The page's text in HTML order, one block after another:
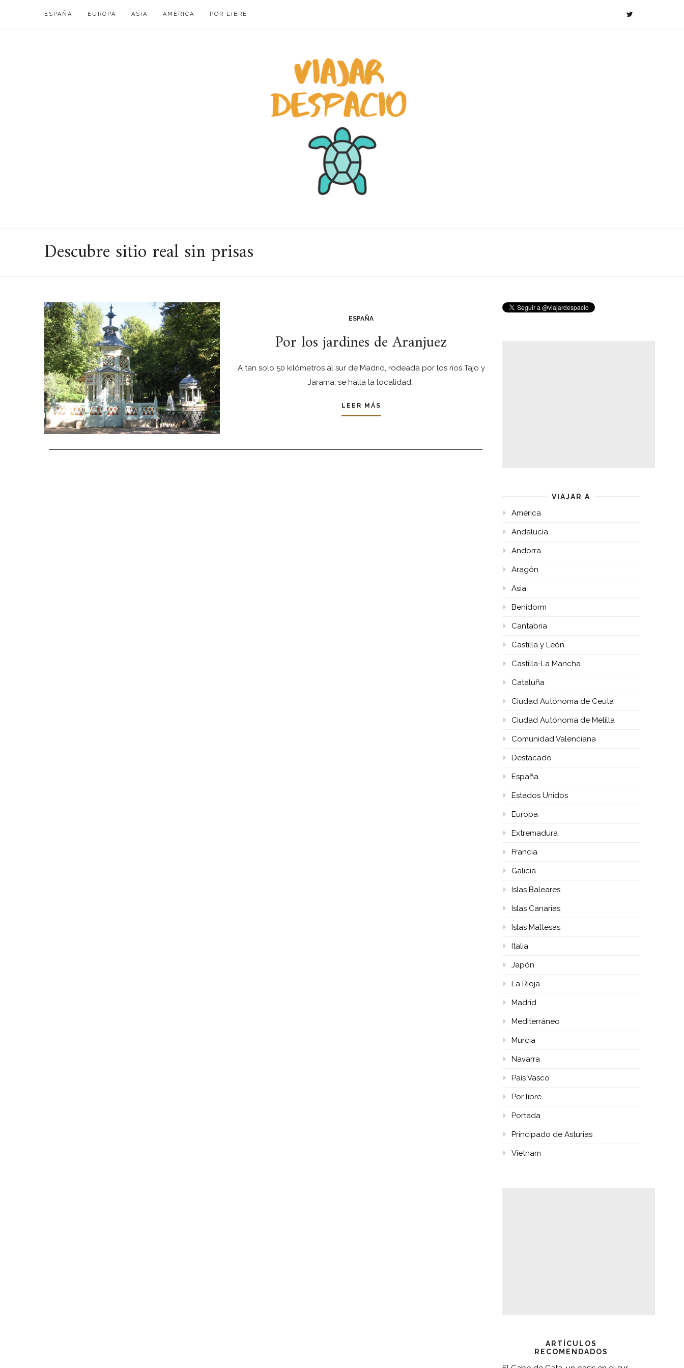
ESPAÑA EUROPA ASIA AMÉRICA POR LIBRE
Descubre sitio real sin prisas
ESPAÑA
Por los jardines de Aranjuez
A tan solo 50 kilómetros al sur de Madrid, rodeada por los ríos Tajo y
Jarama, se halla la localidad…
LEER MÁS
VIAJAR A
América
Andalucía
Andorra
Aragón
Asia
Benidorm
Cantabria
Castilla y León
Castilla-La Mancha
Cataluña
Ciudad Autónoma de Ceuta
Ciudad Autónoma de Melilla
Comunidad Valenciana
Destacado
España
Estados Unidos
Europa
Extremadura
Francia
Galicia
Islas Baleares
Islas Canarias
Islas Maltesas
Italia
Japón
La Rioja
Madrid
Mediterráneo
Murcia
Navarra
País Vasco
Por libre
Portada
Principado de Asturias
Vietnam
ARTÍCULOS
RECOMENDADOS